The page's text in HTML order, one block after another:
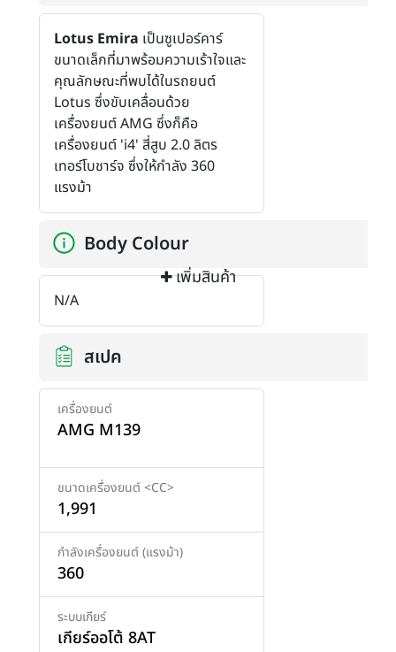
เพิ่มสินค้า
Lotus Emira เป็นซูเปอร์คาร์
ขนาดเล็กที่มาพร้อมความเร้าใจและ
คุณลักษณะที่พบได้ในรถยนต์
Lotus ซึ่งขับเคลื่อนด้วย
เครื่องยนต์ AMG ซึ่งก็คือ
เครื่องยนต์ 'i4' สี่สูบ 2.0 ลิตร
เทอร์โบชาร์จ ซึ่งให้กำลัง 360
แรงม้า
Body Colour
N/A
สเปค
เครื่องยนต์
AMG M139
ขนาดเครื่องยนต์ <CC>
1,991
กำลังเครื่องยนต์ (แรงม้า)
360
ระบบเกียร์
เกียร์ออโต้ 8AT